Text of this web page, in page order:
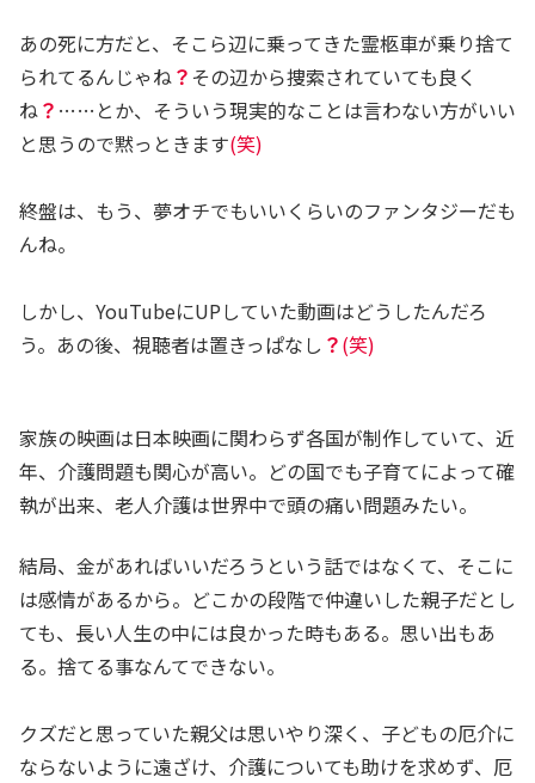
あの死に方だと、そこら辺に乗ってきた霊柩車が乗り捨て
られてるんじゃね？ その辺から捜索されていても良く
ね？ ……とか、そういう現実的なことは言わない方がいい
と思うので黙っときます(笑)
終盤は、もう、夢オチでもいいくらいのファンタジーだも
んね。
しかし、YouTubeにUPしていた動画はどうしたんだろ
う。あの後、視聴者は置きっぱなし ？(笑)
家族の映画は日本映画に関わらず各国が制作していて、近
年、介護問題も関心が高い。どの国でも子育てによって確
執が出来、老人介護は世界中で頭の痛い問題みたい。
結局、金があればいいだろうという話ではなくて、そこに
は感情があるから。どこかの段階で仲違いした親子だとし
ても、長い人生の中には良かった時もある。思い出もあ
る。捨てる事なんてできない。
クズだと思っていた親父は思いやり深く、子どもの厄介に
ならないように遠ざけ、介護についても助けを求めず、厄